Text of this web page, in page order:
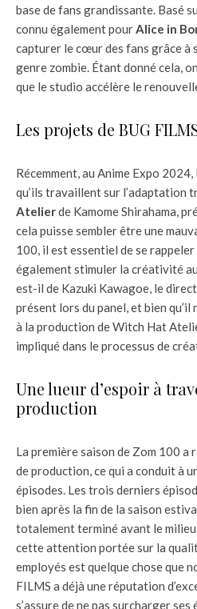
base de fans grandissante. Basé
connu également pourAlice in
capturer le cœur des fans grâce à
genre zombie. Étant donné cela,
que le studio accélère le
Les projets de BUG
Récemment, au Anime Expo
qu’ils travaillent sur l’adaptation
Atelierde Kamome Shirahama,
cela puisse sembler être une
100, il est essentiel de se
également stimuler la créativité
est-il de Kazuki Kawagoe, le
présent lors du panel, et bien qu’il
à la production de Witch Hat
impliqué dans le processus de
Une lueur d’espoir à
production
La première saison de Zom 100
de production, ce qui a conduit à
épisodes. Les trois derniers
bien après la fin de la saison
totalement terminé avant le milieu
cette attention portée sur la
employés est quelque chose que
FILMS a déjà une réputation
s’assure de ne pas surcharger ses